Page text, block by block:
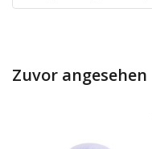
Zuvor angesehen